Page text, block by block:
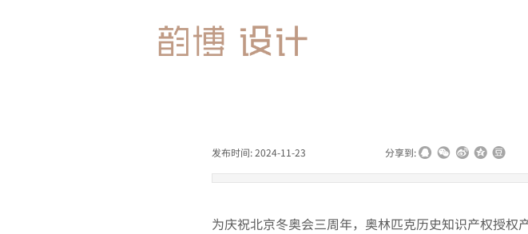
发布时间:2024-11-23 分享到:
为庆祝北京冬奥会三周年，奥林匹克历史知识产权授